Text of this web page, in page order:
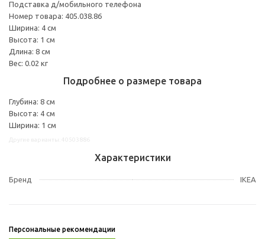
Подставка д/мобильного телефона
Номер товара: 405.038.86
Ширина: 4 см
Высота: 1 см
Длина: 8 см
Вес: 0.02 кг
Подробнее о размере товара
Глубина: 8 см
Высота: 4 см
Ширина: 1 см
Характеристики
Бренд IKEA
Персональные рекомендации